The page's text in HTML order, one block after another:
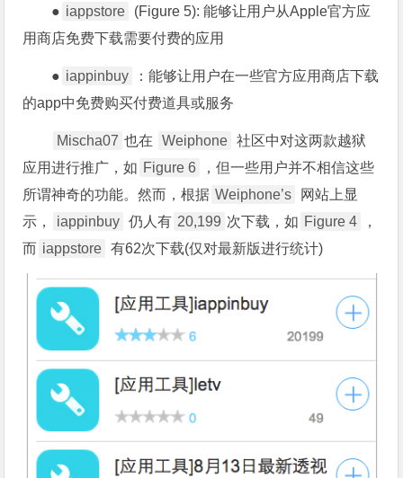
● iappstore
(Figure 5): 能够让用户从Apple官方应
用商店免费下载需要付费的应用
● iappinbuy
：能够让用户在一些官方应用商店下载
的app中免费购买付费道具或服务
Mischa07 也在 Weiphone 社区中对这两款越狱
应用进行推广，如 Figure 6
，但一些用户并不相信这些
所谓神奇的功能。然而，根据 Weiphone’s
网站上显
示，
iappinbuy 仍人有 20,199 次下载，如 Figure 4
，
而 iappstore 有62次下载(仅对最新版进行统计)